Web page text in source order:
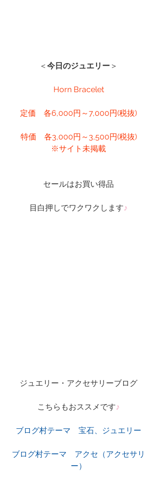
＜ 今日のジュエリー ＞
Horn Bracelet
定価　各6,000円～7,000円(税抜)
特価　各3,000円～3,500円(税抜)
※サイト未掲載
セールはお買い得品
目白押しでワクワクします♪
ジュエリー・アクセサリーブログ
こちらもおススメです♪
ブログ村テーマ　宝石、ジュエリー
ブログ村テーマ　アクセ（アクセサリ
ー）